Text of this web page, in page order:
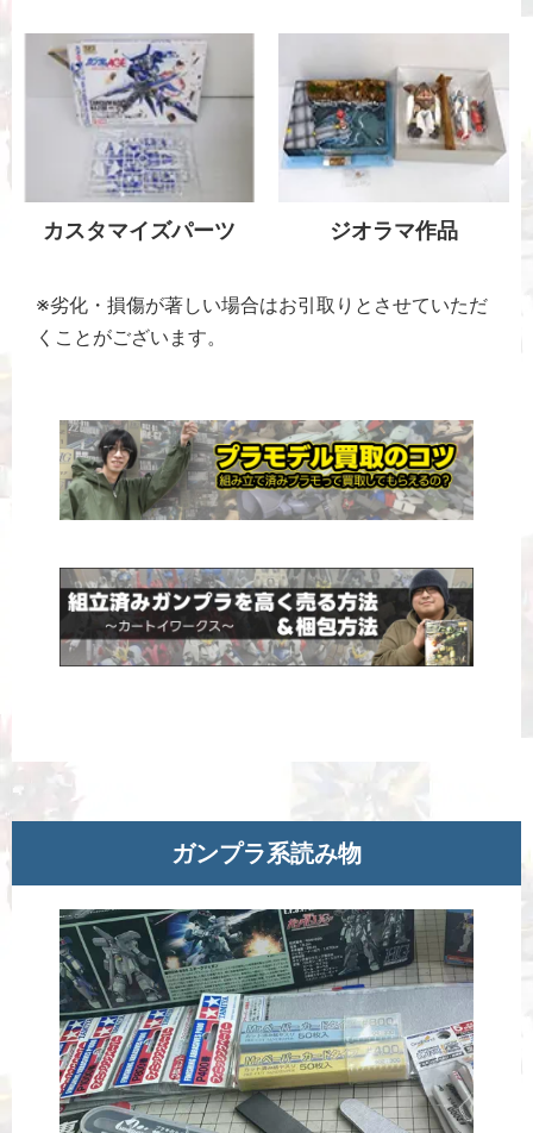
カスタマイズパーツ ジオラマ作品
※劣化・損傷が著しい場合はお引取りとさせていただ
くことがございます。
ガンプラ系読み物